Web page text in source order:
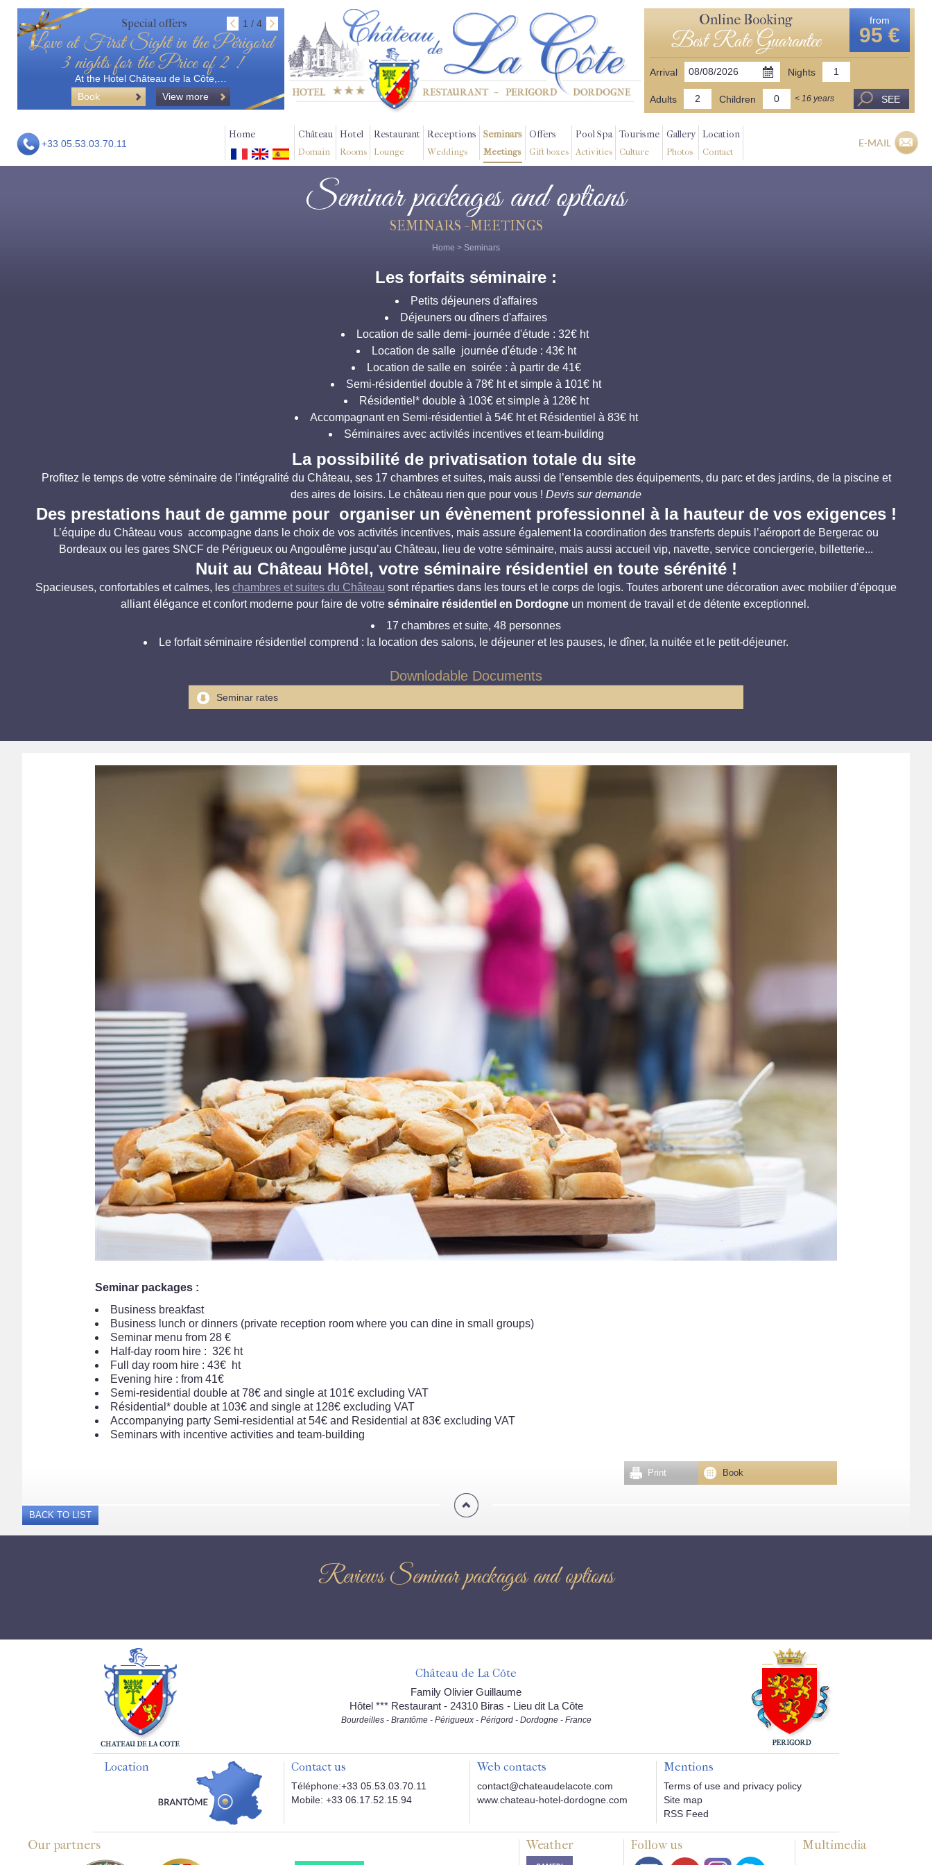
Special offers 1 / 4
Love at First Sight in the Périgord
3 nights for the Price of 2 !
At the Hotel Château de la Côte,…
Book
View more
Online Booking
Best Rate Guarantee
from
95 €
Arrival Nights
Adults Children < 16 years SEE
+33 05.53.03.70.11
Home Château
Domain
Hotel
Rooms
Restaurant
Lounge
Receptions
Weddings
Seminars
Meetings
Offers
Gift boxes
Pool Spa
Activities
Tourisme
Culture
Gallery
Photos
Location
Contact
E-MAIL
Seminar packages and options
SEMINARS - MEETINGS
Home > Seminars
Les forfaits séminaire :
Petits déjeuners d'affaires
Déjeuners ou dîners d'affaires
Location de salle demi- journée d'étude : 32€ ht
Location de salle journée d'étude : 43€ ht
Location de salle en soirée : à partir de 41€
Semi-résidentiel double à 78€ ht et simple à 101€ ht
Résidentiel* double à 103€ et simple à 128€ ht
Accompagnant en Semi-résidentiel à 54€ ht et Résidentiel à 83€ ht
Séminaires avec activités incentives et team-building
La possibilité de privatisation totale du site
Profitez le temps de votre séminaire de l’intégralité du Château, ses 17 chambres et suites, mais aussi de l’ensemble des équipements, du parc et des jardins, de la piscine et
des aires de loisirs. Le château rien que pour vous ! Devis sur demande
Des prestations haut de gamme pour organiser un évènement professionnel à la hauteur de vos exigences !
L’équipe du Château vous accompagne dans le choix de vos activités incentives, mais assure également la coordination des transferts depuis l’aéroport de Bergerac ou
Bordeaux ou les gares SNCF de Périgueux ou Angoulême jusqu’au Château, lieu de votre séminaire, mais aussi accueil vip, navette, service conciergerie, billetterie...
Nuit au Château Hôtel, votre séminaire résidentiel en toute sérénité !
Spacieuses, confortables et calmes, les chambres et suites du Château sont réparties dans les tours et le corps de logis. Toutes arborent une décoration avec mobilier d’époque
alliant élégance et confort moderne pour faire de votre séminaire résidentiel en Dordogneun moment de travail et de détente exceptionnel.
17 chambres et suite, 48 personnes
Le forfait séminaire résidentiel comprend : la location des salons, le déjeuner et les pauses, le dîner, la nuitée et le petit-déjeuner.
Downlodable Documents
Seminar rates
Seminar packages :
Business breakfast
Business lunch or dinners (private reception room where you can dine in small groups)
Seminar menu from 28 €
Half-day room hire : 32€ ht
Full day room hire : 43€ ht
Evening hire : from 41€
Semi-residential double at 78€ and single at 101€ excluding VAT
Résidential* double at 103€ and single at 128€ excluding VAT
Accompanying party Semi-residential at 54€ and Residential at 83€ excluding VAT
Seminars with incentive activities and team-building
Book
Print
BACK TO LIST
Reviews Seminar packages and options
Château de La Côte
Family Olivier Guillaume
Hôtel *** Restaurant - 24310 Biras - Lieu dit La Côte
Bourdeilles - Brantôme - Périgueux - Périgord - Dordogne - France
Location Contact us
Téléphone:+33 05.53.03.70.11
Mobile: +33 06.17.52.15.94
Web contacts
contact@chateaudelacote.com
www.chateau-hotel-dordogne.com
Mentions
Terms of use and privacy policy
Site map
RSS Feed
Our partners Weather Follow us Multimedia